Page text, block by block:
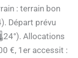
: terrain bon
Départ prévu
Allocations
€, 1er accessit :